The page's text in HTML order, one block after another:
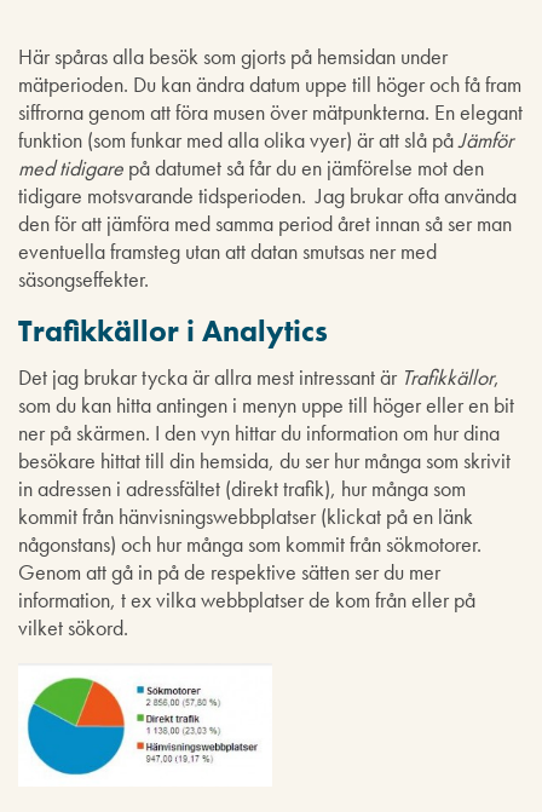
Här spåras alla besök som gjorts på hemsidan under
mätperioden. Du kan ändra datum uppe till höger och få fram
siffrorna genom att föra musen över mätpunkterna. En elegant
funktion (som funkar med alla olika vyer) är att slå påJämför
med tidigare på datumet så får du en jämförelse mot den
tidigare motsvarande tidsperioden. Jag brukar ofta använda
den för att jämföra med samma period året innan så ser man
eventuella framsteg utan att datan smutsas ner med
säsongseffekter.
Trafikkällor i Analytics
Det jag brukar tycka är allra mest intressant är Trafikkällor,
som du kan hitta antingen i menyn uppe till höger eller en bit
ner på skärmen. I den vyn hittar du information om hur dina
besökare hittat till din hemsida, du ser hur många som skrivit
in adressen i adressfältet (direkt trafik), hur många som
kommit från hänvisningswebbplatser (klickat på en länk
någonstans) och hur många som kommit från sökmotorer.
Genom att gå in på de respektive sätten ser du mer
information, t ex vilka webbplatser de kom från eller på
vilket sökord.